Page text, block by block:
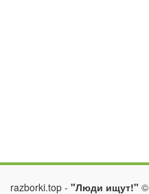
razborki.top - "Люди ищут!" ©